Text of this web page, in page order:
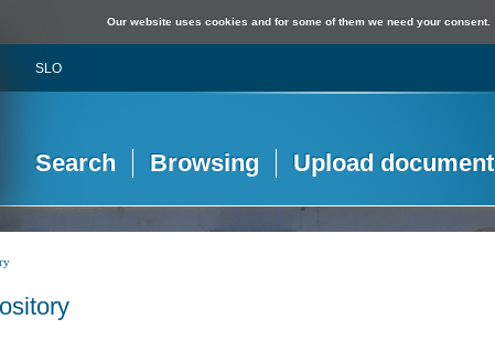
Our website uses cookies and for some of them we need your consent.
SLO
Search Browsing Upload document